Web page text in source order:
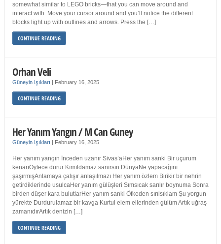
somewhat similar to LEGO bricks—that you can move around and
interact with. Move your cursor around and you’ll notice the different
blocks light up with outlines and arrows. Press the […]
CONTINUE READING
Orhan Veli
Güneyin Işıkları | February 16, 2025
CONTINUE READING
Her Yanım Yangın / M Can Guney
Güneyin Işıkları | February 16, 2025
Her yanım yangın İnceden uzanır Sivas’aHer yanım sanki Bir uçurum
kenarıÖylece durur Kımıldamaz sanırsın DünyaNe yapacağını
şaşırmışAnlamaya çalışır anlaşılmazı Her yanım özlem Birikir bir nehrin
getirdiklerinde usulcaHer yanım gülüşleri Sımsıcak sarılır boynuma Sonra
birden düşer kara bulutlarHer yanım sanki Öfkeden sırılsıklam Şu yorgun
yürekte Durdurulamaz bir kavga Kurtul elem ellerinden gülüm Artık uğraş
zamanıdırArtık denizin […]
CONTINUE READING